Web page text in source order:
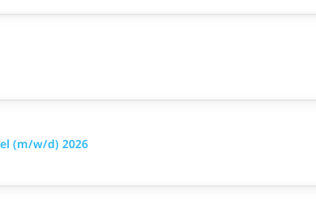
(m/w/d) 2026